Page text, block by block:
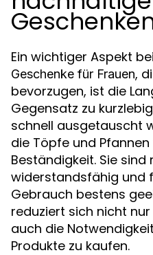
Ein wichtiger Aspekt
Geschenke für Frauen,
bevorzugen, ist die
Gegensatz zu
schnell ausgetauscht
die Töpfe und
Beständigkeit. Sie sind
widerstandsfähig und
Gebrauch bestens
reduziert sich nicht
auch die
Produkte zu kaufen.